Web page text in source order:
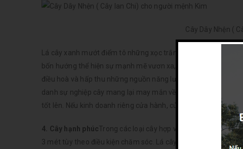
Cây Dây Nhện (
Lá cây xanh mướt điểm tô những xọc trắng chạy đều từ đầu
bốn hướng thể hiện sự mạnh mẽ vươn xa, chí hương bay
điều hoà và hấp thu những nguồn năng lượng xung khắc
danh sự nghiệp cây mang lại may mắn về đường tiền tài, vận
tốt lên. Nếu kinh doanh riêng cửa hành, cửa hiệu của bạn
4. Cây hạnh phúcTrong các loại cây hợp với mệnh Kim thì
3 mét tùy theo điều kiện chăm sóc. Lá cây mọc thành khóm